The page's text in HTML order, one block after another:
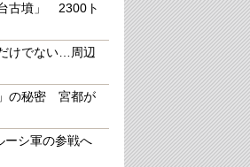
古墳」 2300ト
けでない…周辺
の秘密 宮都が
ーシ軍の参戦へ